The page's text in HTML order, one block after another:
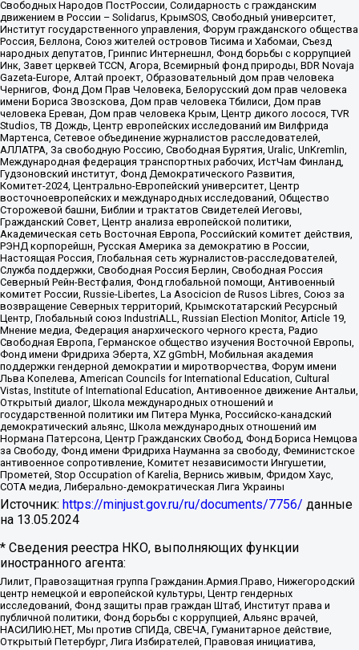
Свободных Народов ПостРоссии, Солидарность с гражданским
движением в России – Solidarus, КрымSOS, Свободный университет,
Институт государственного управления, Форум гражданского общества
Россия, Беллона, Союз жителей островов Тисима и Хабомаи, Съезд
народных депутатов, Гринпис Интернешнл, Фонд борьбы с коррупцией
Инк, Завет церквей TCCN, Агора, Всемирный фонд природы, BDR Novaja
Gazeta-Europe, Алтай проект, Образовательный дом прав человека
Чернигов, Фонд Дом Прав Человека, Белорусский дом прав человека
имени Бориса Звозскова, Дом прав человека Тбилиси, Дом прав
человека Ереван, Дом прав человека Крым, Центр дикого лосося, TVR
Studios, ТВ Дождь, Центр европейских исследований им Вилфрида
Мартенса, Сетевое объединение журналистов расследователей,
АЛЛАТРА, За свободную Россию, Свободная Бурятия, Uralic, UnKremlin,
Международная федерация транспортных рабочих, ИстЧам Финланд,
Гудзоновский институт, Фонд Демократического Развития,
Комитет-2024, Центрально-Европейский университет, Центр
восточноевропейских и международных исследований, Общество
Сторожевой башни, Библии и трактатов Свидетелей Иеговы,
Гражданский Совет, Центр анализа европейской политики,
Академическая сеть Восточная Европа, Российский комитет действия,
РЭНД корпорейшн, Русская Америка за демократию в России,
Настоящая Россия, Глобальная сеть журналистов-расследователей,
Служба поддержки, Свободная Россия Берлин, Свободная Россия
Северный Рейн-Вестфалия, Фонд глобальной помощи, Антивоенный
комитет России, Russie-Libertes, La Asocicion de Rusos Libres, Союз за
возвращение Северных территорий, Крымскотатарский Ресурсный
Центр, Глобальный союз IndustriALL, Russian Election Monitor, Article 19,
Мнение медиа, Федерация анархического черного креста, Радио
Свободная Европа, Германское общество изучения Восточной Европы,
Фонд имени Фридриха Эберта, XZ gGmbH, Мобильная академия
поддержки гендерной демократии и миротворчества, Форум имени
Льва Копелева, American Councils for International Education, Cultural
Vistas, Institute of International Education, Антивоенное движение Антальи,
Открытый диалог, Школа международных отношений и
государственной политики им Питера Мунка, Российско-канадский
демократический альянс, Школа международных отношений им
Нормана Патерсона, Центр Гражданских Свобод, Фонд Бориса Немцова
за Свободу, Фонд имени Фридриха Науманна за свободу, Феминистское
антивоенное сопротивление, Комитет независимости Ингушетии,
Прометей, Stop Occupation of Karelia, Вернись живым, Фридом Хаус,
СОТА медиа, Либерально-демократическая Лига Украины
Источник: https://minjust.gov.ru/ru/documents/7756/ данные
на 13.05.2024
* Сведения реестра НКО, выполняющих функции
иностранного агента:
Лилит, Правозащитная группа Гражданин.Армия.Право, Нижегородский
центр немецкой и европейской культуры, Центр гендерных
исследований, Фонд защиты прав граждан Штаб, Институт права и
публичной политики, Фонд борьбы с коррупцией, Альянс врачей,
НАСИЛИЮ.НЕТ, Мы против СПИДа, СВЕЧА, Гуманитарное действие,
Открытый Петербург, Лига Избирателей, Правовая инициатива,